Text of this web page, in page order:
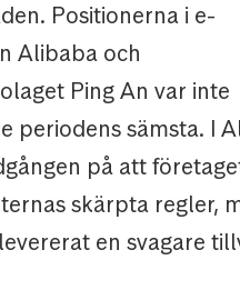
Positionerna i e-
Alibaba och
Ping An var inte
periodens sämsta. I
på att
skärpta regler,
en svagare